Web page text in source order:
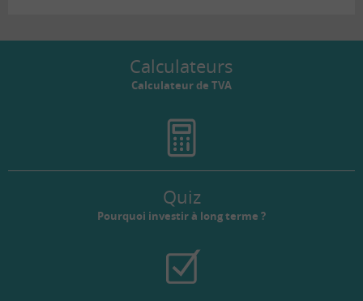
Calculateurs
Calculateur de TVA
Quiz
Pourquoi investir à long terme ?